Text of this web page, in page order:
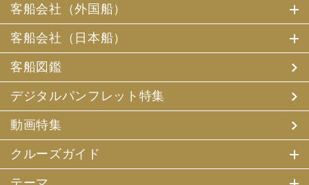
配及びそれらのサービスの受領のための手続、また旅行代
きます。
その他、当社は、
(1) 当社及び当社の提携する企業の商品やサービス、キャ
ンペーンのご案内
(2) 旅行参加後のご意見やご感想の提供のお願い
(3) アンケートのお願い
(4) 特典サービスの提供
(5) 統計資料の作成
にお客様の個人情報を利用させていただくことがありま
す。
客船会社（外国船）
客船会社（日本船）
客船図鑑
デジタルパンフレット特集
動画特集
クルーズガイド